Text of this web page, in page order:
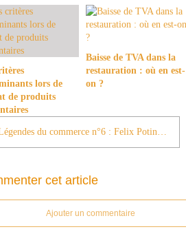
lors de
de produits
Baisse de TVA dans la
restauration : où en est-
on ?
Légendes du commerce n°6 : Felix Potin : on y revient ! (suite)
cet article
Ajouter un commentaire